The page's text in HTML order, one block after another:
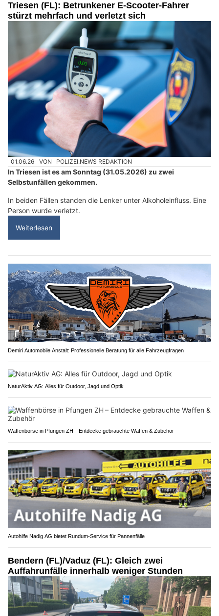
Triesen (FL): Betrunkener E-Scooter-Fahrer
stürzt mehrfach und verletzt sich
01.06.26 VON POLIZEI.NEWS REDAKTION
In Triesen ist es am Sonntag (31.05.2026) zu zwei
Selbstunfällen gekommen.
In beiden Fällen standen die Lenker unter Alkoholeinfluss. Eine
Person wurde verletzt.
Weiterlesen
Demiri Automobile Anstalt: Professionelle Beratung für alle Fahrzeugfragen
NaturAktiv AG: Alles für Outdoor, Jagd und Optik
Waffenbörse in Pfungen ZH – Entdecke gebrauchte Waffen & Zubehör
Autohilfe Nadig AG bietet Rundum‑Service für Pannenfälle
Bendern (FL)/Vaduz (FL): Gleich zwei
Auffahrunfälle innerhalb weniger Stunden